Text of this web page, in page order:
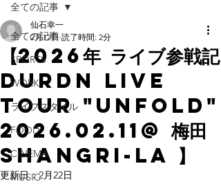
全ての記事
SPORTS
WORK
ライフスタイル
FOOD
CINEMA
MUSIC
全ての記事
【2026年 ライブ参戦記
DURDN LIVE
TOUR "UNFOLD"
2026.02.11@ 梅田
Shangri-La 】
仙石幸一
2月12日 読了時間: 2分
更新日：2月22日